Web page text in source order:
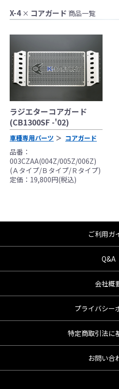
X-4× コアガード 商品一覧
ラジエターコアガード
(CB1300SF -'02)
車種専用パーツ コアガード
品番：
003CZAA(004Z/005Z/006Z)
(Ａタイプ/Ｂタイプ/Ｒタイプ)
定価：19,800円(税込)
り公道（※）での使用
レースでの使用に際して
る競技規則を確認の上、
により装着をお願い致し
●取り付けについては専門
を有した整備士が、指定
ル、指定の基準に基づい
ください。
なお、取付時、使用時、
の事故、故障に対し保険
く、商品の返品、クレ
んので、あらかじめご了
●商品の仕様・価格につき
ご利用ガ
Q&A
会社概
プライバシー
特定商取引法に
お問い合